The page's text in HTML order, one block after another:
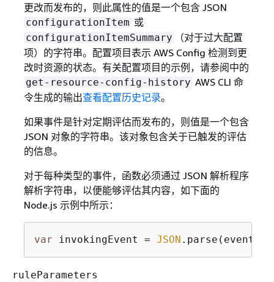
更改而发布的，则此属性的值是一个包含 JSON
configurationItem 或
configurationItemSummary
（对于过大配置
项）的字符串。配置项目表示 AWS Config 检测到更
改时资源的状态。有关配置项目的示例，请参阅中的
get-resource-config-history AWS CLI 命
令生成的输出查看配置历史记录。
如果事件是针对定期评估而发布的，则值是一个包含
JSON 对象的字符串。该对象包含关于已触发的评估
的信息。
对于每种类型的事件，函数必须通过 JSON 解析程序
解析字符串，以便能够评估其内容，如下面的
Node.js 示例中所示：
var invokingEvent = JSON
ruleParameters